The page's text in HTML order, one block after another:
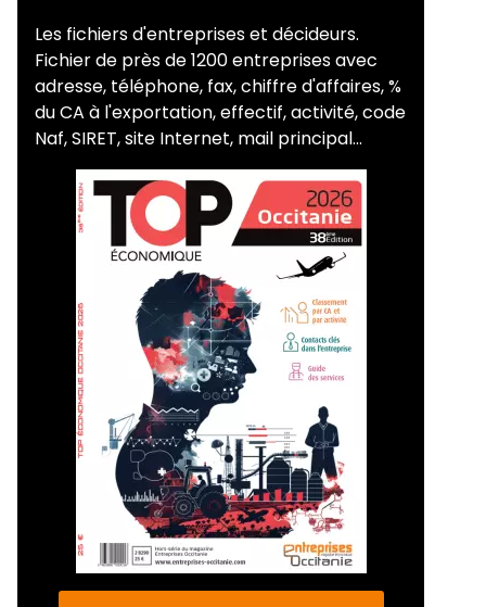
Les fichiers d'entreprises et décideurs.
Fichier de près de 1200 entreprises avec
adresse, téléphone, fax, chiffre d'affaires, %
du CA à l'exportation, effectif, activité, code
Naf, SIRET, site Internet, mail principal...